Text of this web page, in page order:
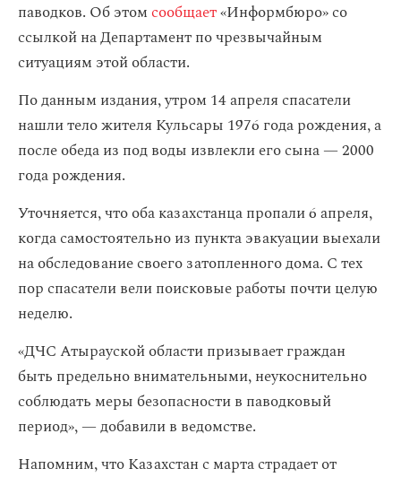
паводков. Об этомсообщает«Информбюро» со
ссылкой на Департамент по чрезвычайным
ситуациям этой области.
По данным издания, утром 14 апреля спасатели
нашли тело жителя Кульсары 1976 года рождения, а
после обеда из под воды извлекли его сына — 2000
года рождения.
Уточняется, что оба казахстанца пропали 6 апреля,
когда самостоятельно из пункта эвакуации выехали
на обследование своего затопленного дома. С тех
пор спасатели вели поисковые работы почти целую
неделю.
«ДЧС Атырауской области призывает граждан
быть предельно внимательными, неукоснительно
соблюдать меры безопасности в паводковый
период», — добавили в ведомстве.
Напомним, что Казахстан с марта страдает от